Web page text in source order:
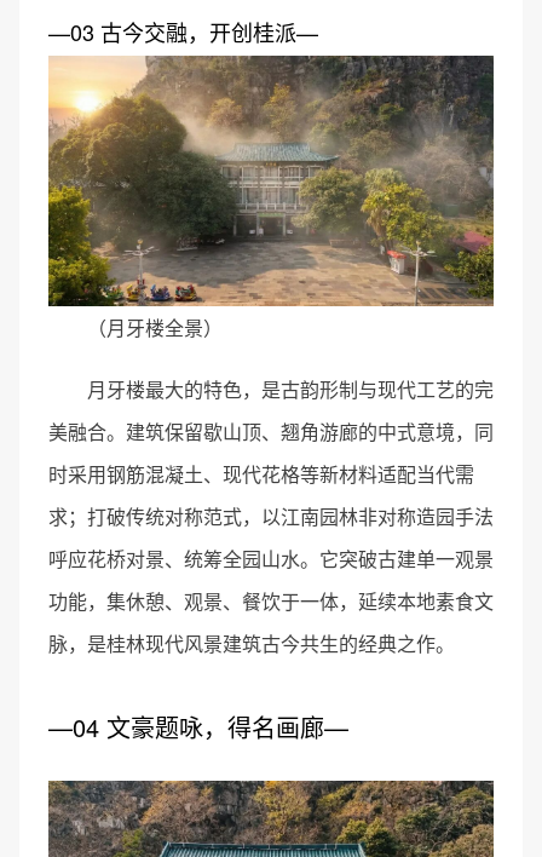
—03 古今交融，开创桂派—
（月牙楼全景）
月牙楼最大的特色，是古韵形制与现代工艺的完
美融合。建筑保留歇山顶、翘角游廊的中式意境，同
时采用钢筋混凝土、现代花格等新材料适配当代需
求；打破传统对称范式，以江南园林非对称造园手法
呼应花桥对景、统筹全园山水。它突破古建单一观景
功能，集休憩、观景、餐饮于一体，延续本地素食文
脉，是桂林现代风景建筑古今共生的经典之作。
—04 文豪题咏，得名画廊—